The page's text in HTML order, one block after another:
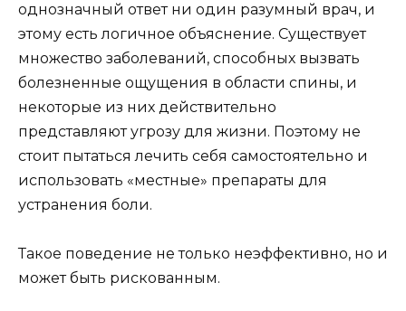
однозначный ответ ни один разумный врач, и
этому есть логичное объяснение. Существует
множество заболеваний, способных вызвать
болезненные ощущения в области спины, и
некоторые из них действительно
представляют угрозу для жизни. Поэтому не
стоит пытаться лечить себя самостоятельно и
использовать «местные» препараты для
устранения боли.
Такое поведение не только неэффективно, но и
может быть рискованным.